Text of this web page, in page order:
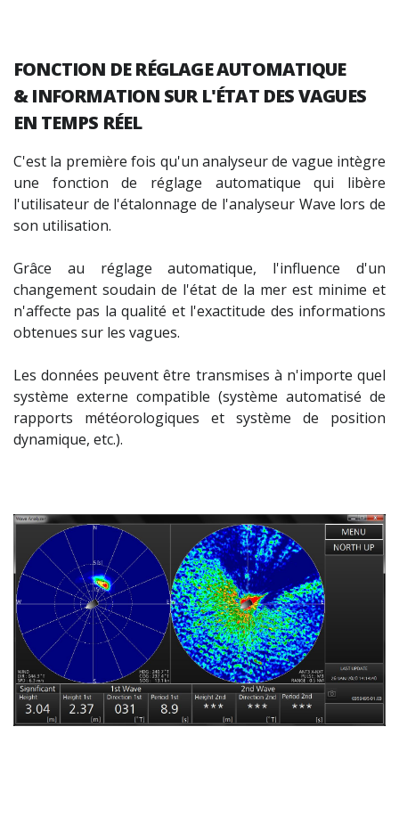
FONCTION DE RÉGLAGE AUTOMATIQUE
& INFORMATION SUR L'ÉTAT DES VAGUES
EN TEMPS RÉEL
C'est la première fois qu'un analyseur de vague intègre
une fonction de réglage automatique qui libère
l'utilisateur de l'étalonnage de l'analyseur Wave lors de
son utilisation.
Grâce au réglage automatique, l'influence d'un
changement soudain de l'état de la mer est minime et
n'affecte pas la qualité et l'exactitude des informations
obtenues sur les vagues.
Les données peuvent être transmises à n'importe quel
système externe compatible (système automatisé de
rapports météorologiques et système de position
dynamique, etc.).